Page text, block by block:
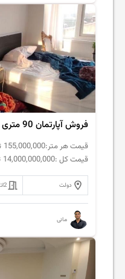
قیمت هر متر:155,000,000
قیمت کل :14,000,000,000
دولت 2
مانی